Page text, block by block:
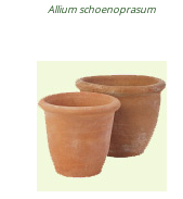
Allium schoenoprasum